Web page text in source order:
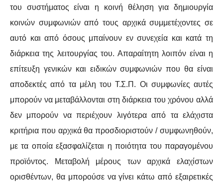
του συστήματος είναι η κοινή θέληση για δημιουργία
κοινών συμφωνιών από τους αρχικά συμμετέχοντες σε
αυτό και από όσους μπαίνουν εν συνεχεία και κατά τη
διάρκεια της λειτουργίας του. Απαραίτητη λοιπόν είναι η
επίτευξη γενικών και ειδικών συμφωνιών που θα είναι
αποδεκτές από τα μέλη του Τ.Σ.Π. Οι συμφωνίες αυτές
μπορούν να μεταβάλλονται στη διάρκεια του χρόνου αλλά
δεν μπορούν να περιέχουν λιγότερα από τα ελάχιστα
κριτήρια που αρχικά θα προσδιοριστούν / συμφωνηθούν,
με τα οποία εξασφαλίζεται η ποιότητα του παραγομένου
προϊόντος. Μεταβολή μέρους των αρχικά ελαχίστων
ορισθέντων, θα μπορούσε να γίνει κάτω από εξαιρετικές